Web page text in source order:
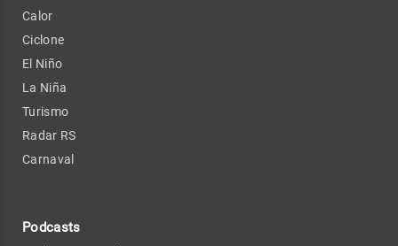
Calor
Ciclone
El Niño
La Niña
Turismo
Radar RS
Carnaval
Podcasts